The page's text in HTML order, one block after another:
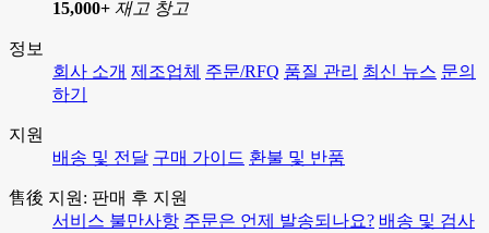
15,000+ 재고 창고
정보
회사 소개 제조업체 주문/RFQ 품질 관리 최신 뉴스 문의
하기
지원
배송 및 전달 구매 가이드 환불 및 반품
售後 지원: 판매 후 지원
서비스 불만사항 주문은 언제 발송되나요? 배송 및 검사